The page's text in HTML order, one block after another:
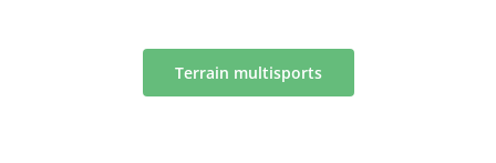
Terrain multisports